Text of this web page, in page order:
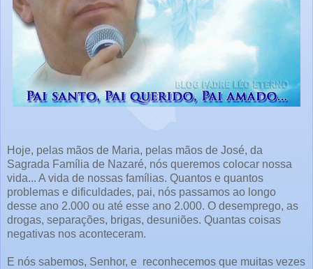
Hoje, pelas mãos de Maria, pelas mãos de José, da
Sagrada Família de Nazaré, nós queremos colocar nossa
vida... A vida de nossas famílias. Quantos e quantos
problemas e dificuldades, pai, nós passamos ao longo
desse ano 2.000 ou até esse ano 2.000. O desemprego, as
drogas, separações, brigas, desuniões. Quantas coisas
negativas nos aconteceram.
E nós sabemos, Senhor, e reconhecemos que muitas vezes